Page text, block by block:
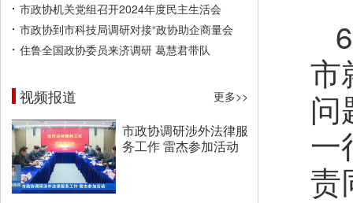
市政协机关党组召开2024年度民主生活会
市政协到市科技局调研对接“政协助企商量会
住鲁全国政协委员来济调研 葛慧君带队
视频报道 更多>>
市政协调研涉外法律服
务工作 雷杰参加活动
市
问
一
责